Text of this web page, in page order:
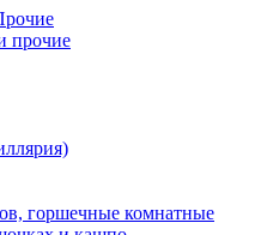
прочие
горшечные комнатные